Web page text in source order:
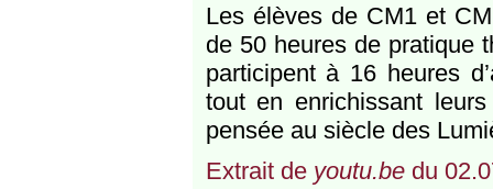
Les élèves de CM1 et
de 50 heures de pratique
participent à 16 heures
tout en enrichissant
pensée au siècle des
Extrait de youtu.bedu